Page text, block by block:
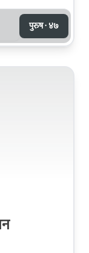
पुरुष · ४७